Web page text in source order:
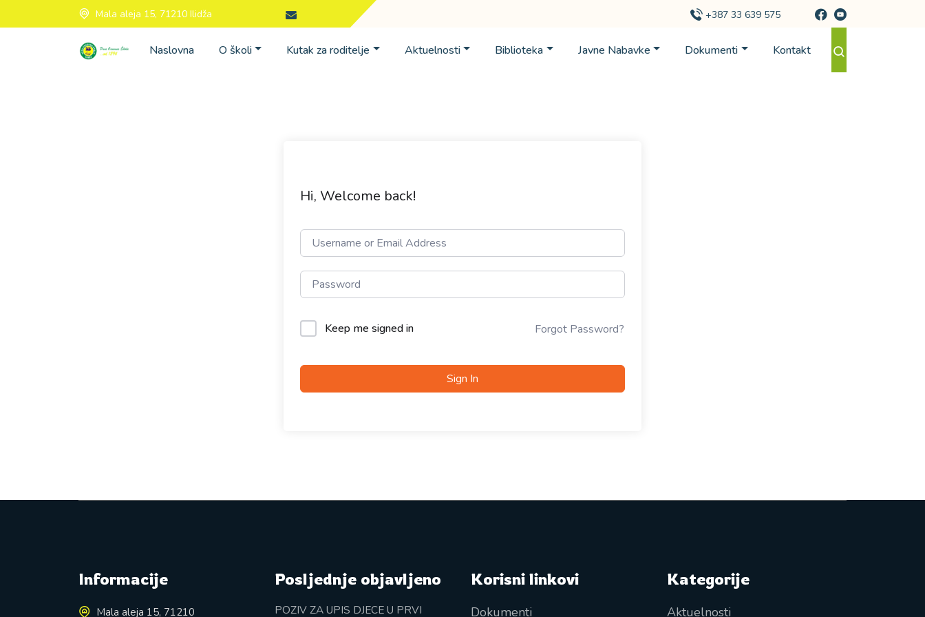
Mala aleja 15, 71210 Ilidža +387 33 639 575
Naslovna O školi Kutak za roditelje Aktuelnosti Biblioteka Javne Nabavke Dokumenti Kontakt
Hi, Welcome back!
Keep me signed in Forgot Password?
Sign In
Informacije
Mala aleja 15, 71210
Posljednje objavljeno
POZIV ZA UPIS DJECE U PRVI
Korisni linkovi
Dokumenti
Kategorije
Aktuelnosti